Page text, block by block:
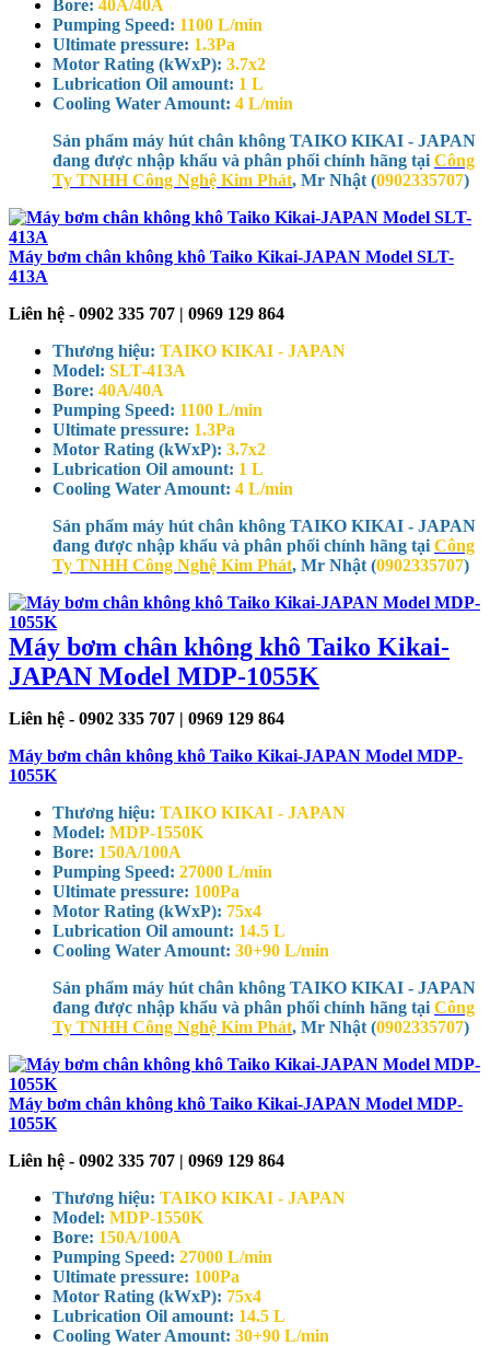
Bore: 40A/40A
Pumping Speed: 1100 L/min
Ultimate pressure: 1.3Pa
Motor Rating (kWxP): 3.7x2
Lubrication Oil amount: 1 L
Cooling Water Amount: 4 L/min
Sản phẩm máy hút chân không TAIKO KIKAI - JAPAN
đang được nhập khẩu và phân phối chính hãng tại Công
Ty TNHH Công Nghệ Kim Phát, Mr Nhật (0902335707)
Máy bơm chân không khô Taiko Kikai-JAPAN Model SLT-
413A
Liên hệ - 0902 335 707 | 0969 129 864
Thương hiệu: TAIKO KIKAI - JAPAN
Model: SLT-413A
Bore: 40A/40A
Pumping Speed: 1100 L/min
Ultimate pressure: 1.3Pa
Motor Rating (kWxP): 3.7x2
Lubrication Oil amount: 1 L
Cooling Water Amount: 4 L/min
Sản phẩm máy hút chân không TAIKO KIKAI - JAPAN
đang được nhập khẩu và phân phối chính hãng tại Công
Ty TNHH Công Nghệ Kim Phát, Mr Nhật (0902335707)
Máy bơm chân không khô Taiko Kikai-
JAPAN Model MDP-1055K
Liên hệ - 0902 335 707 | 0969 129 864
Máy bơm chân không khô Taiko Kikai-JAPAN Model MDP-
1055K
Thương hiệu: TAIKO KIKAI - JAPAN
Model: MDP-1550K
Bore: 150A/100A
Pumping Speed: 27000 L/min
Ultimate pressure: 100Pa
Motor Rating (kWxP): 75x4
Lubrication Oil amount: 14.5 L
Cooling Water Amount: 30+90 L/min
Sản phẩm máy hút chân không TAIKO KIKAI - JAPAN
đang được nhập khẩu và phân phối chính hãng tại Công
Ty TNHH Công Nghệ Kim Phát, Mr Nhật (0902335707)
Máy bơm chân không khô Taiko Kikai-JAPAN Model MDP-
1055K
Liên hệ - 0902 335 707 | 0969 129 864
Thương hiệu: TAIKO KIKAI - JAPAN
Model: MDP-1550K
Bore: 150A/100A
Pumping Speed: 27000 L/min
Ultimate pressure: 100Pa
Motor Rating (kWxP): 75x4
Lubrication Oil amount: 14.5 L
Cooling Water Amount: 30+90 L/min